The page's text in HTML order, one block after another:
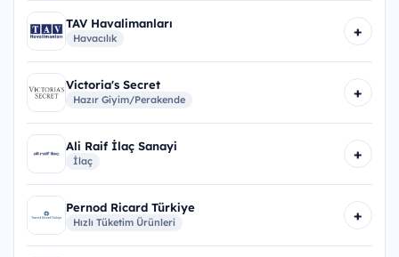
TAV Havalimanları
Havacılık +
Victoria's Secret
Hazır Giyim/Perakende +
Ali Raif İlaç Sanayi
İlaç +
Pernod Ricard Türkiye
Hızlı Tüketim Ürünleri +